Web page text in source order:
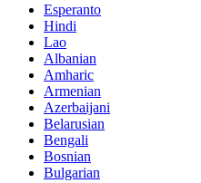
Esperanto
Hindi
Lao
Albanian
Amharic
Armenian
Azerbaijani
Belarusian
Bengali
Bosnian
Bulgarian